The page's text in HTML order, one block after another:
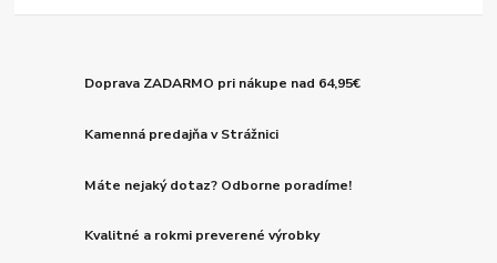
Doprava ZADARMO pri nákupe nad 64,95€
Kamenná predajňa v Strážnici
Máte nejaký dotaz? Odborne poradíme!
Kvalitné a rokmi preverené výrobky